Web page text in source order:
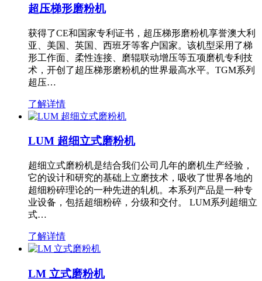
超压梯形磨粉机
获得了CE和国家专利证书，超压梯形磨粉机享誉澳大利
亚、美国、英国、西班牙等客户国家。该机型采用了梯
形工作面、柔性连接、磨辊联动增压等五项磨机专利技
术，开创了超压梯形磨粉机的世界最高水平。TGM系列
超压…
了解详情
LUM 超细立式磨粉机
超细立式磨粉机是结合我们公司几年的磨机生产经验，
它的设计和研究的基础上立磨技术，吸收了世界各地的
超细粉碎理论的一种先进的轧机。本系列产品是一种专
业设备，包括超细粉碎，分级和交付。 LUM系列超细立
式…
了解详情
LM 立式磨粉机